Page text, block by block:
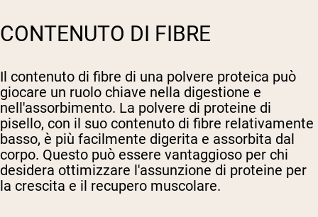
CONTENUTO DI FIBRE
Il contenuto di fibre di una polvere proteica può
giocare un ruolo chiave nella digestione e
nell'assorbimento. La polvere di proteine di
pisello, con il suo contenuto di fibre relativamente
basso, è più facilmente digerita e assorbita dal
corpo. Questo può essere vantaggioso per chi
desidera ottimizzare l'assunzione di proteine per
la crescita e il recupero muscolare.